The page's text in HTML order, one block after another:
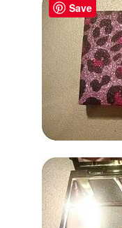
Save